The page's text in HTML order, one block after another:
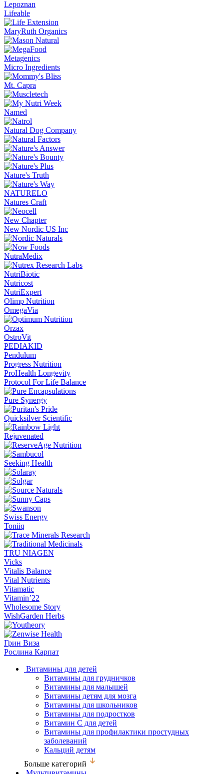
Lepoznan
Lifeable
MaryRuth Organics
Metagenics
Micro Ingredients
Mt. Capra
Named
Natural Dog Company
Nature's Truth
NATURELO
Natures Craft
New Chapter
New Nordic US Inc
NutraMedix
NutriBiotic
Nutricost
NutriExpert
Olimp Nutrition
OmegaVia
Orzax
OstroVit
PEDIAKID
Pendulum
Progress Nutrition
ProHealth Longevity
Protocol For Life Balance
Pure Synergy
Quicksilver Scientific
Rejuvenated
Seeking Health
Swiss Energy
Toniiq
TRU NIAGEN
Vicks
Vitalis Balance
Vital Nutrients
Vitamatic
Vitamin’22
Wholesome Story
WishGarden Herbs
Грин Виза
Рослина Карпат
Витамины для детей
Витамины для грудничков
Витамины для малышей
Витамины детям для мозга
Витамины для школьников
Витамины для подростков
Витамин С для детей
Витамины для профилактики простудных
заболеваний
Кальций детям
Больше категорий